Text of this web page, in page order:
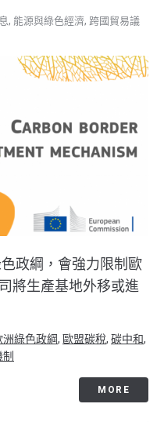
, 能源與綠色經濟, 跨國貿易議
政綱，會強力限制歐
將生產基地外移或進
洲綠色政綱, 歐盟碳稅, 碳中和,
MORE